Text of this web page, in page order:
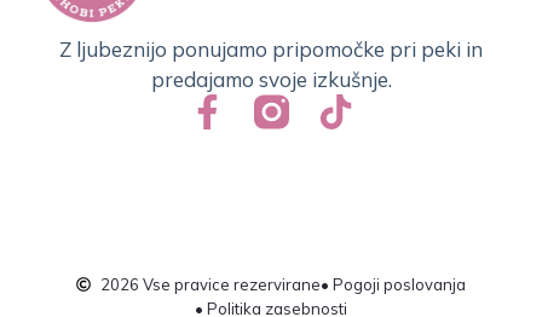
Z ljubeznijo ponujamo pripomočke pri peki in
predajamo svoje izkušnje.
2026 Vse pravice rezervirane• Pogoji poslovanja
• Politika zasebnosti